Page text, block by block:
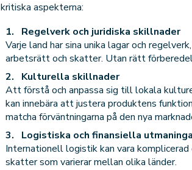
kritiska aspekterna:
Regelverk och juridiska skillnader
Varje land har sina unika lagar och
arbetsrätt och skatter. Utan rätt
Kulturella skillnader
Att förstå och anpassa sig till lokala
kan innebära att justera produktens
matcha förväntningarna på den nya
Logistiska och finansiella
Internationell logistik kan vara
skatter som varierar mellan olika länder.